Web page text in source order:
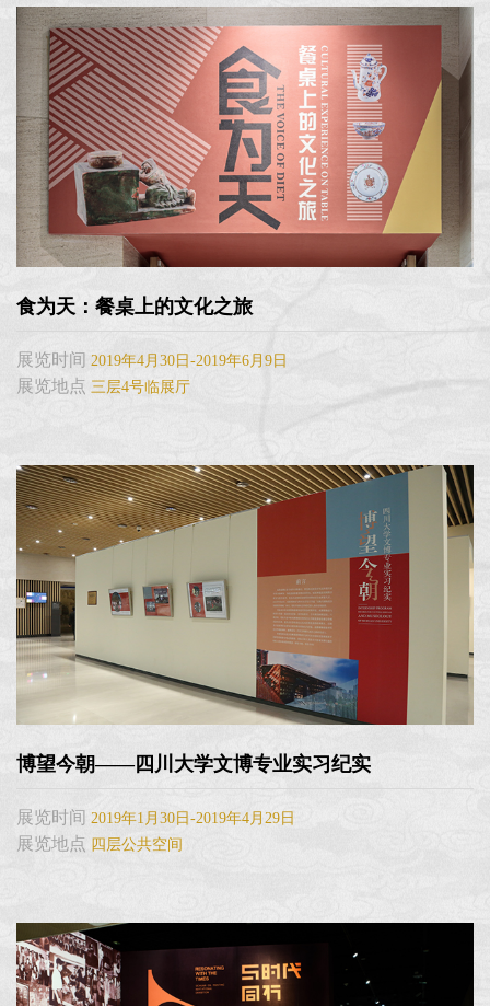
食为天：餐桌上的文化之旅
展览时间 2019年4月30日-2019年6月9日
展览地点 三层4号临展厅
博望今朝——四川大学文博专业实习纪实
展览时间 2019年1月30日-2019年4月29日
展览地点 四层公共空间